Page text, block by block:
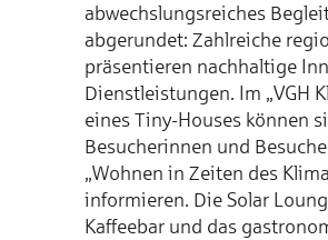
abwechslungsreiches
abgerundet: Zahlreiche
präsentieren nachhaltige
Dienstleistungen. Im „VGH
eines Tiny-Houses können
Besucherinnen und
„Wohnen in Zeiten des
informieren. Die Solar
Kaffeebar und das